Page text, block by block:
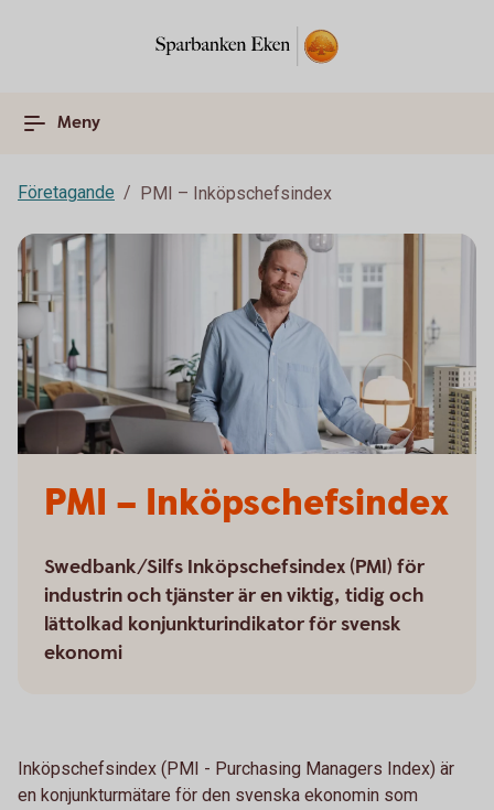
Meny
Företagande PMI – Inköpschefsindex
PMI – Inköpschefsindex
Swedbank/Silfs Inköpschefsindex (PMI) för
industrin och tjänster är en viktig, tidig och
lättolkad konjunkturindikator för svensk
ekonomi
Inköpschefsindex (PMI - Purchasing Managers Index) är
en konjunkturmätare för den svenska ekonomin som